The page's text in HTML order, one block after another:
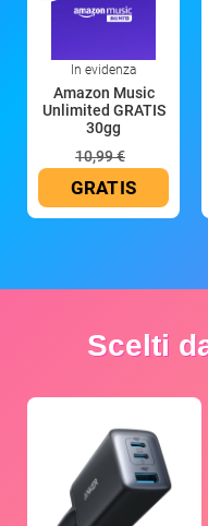
In evidenza
Amazon Music
Unlimited GRATIS
30gg
10,99 €
GRATIS
Scelti